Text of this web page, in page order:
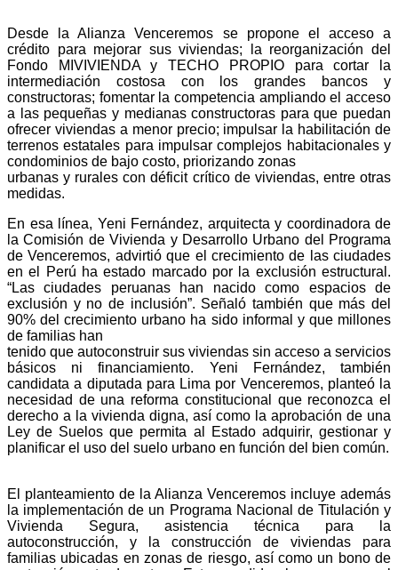
Desde la Alianza Venceremos se propone el acceso a
crédito para mejorar sus viviendas; la reorganización del
Fondo MIVIVIENDA y TECHO PROPIO para cortar la
intermediación costosa con los grandes bancos y
constructoras; fomentar la competencia ampliando el acceso
a las pequeñas y medianas constructoras para que puedan
ofrecer viviendas a menor precio; impulsar la habilitación de
terrenos estatales para impulsar complejos habitacionales y
condominios de bajo costo, priorizando zonas
urbanas y rurales con déficit crítico de viviendas, entre otras
medidas.
En esa línea, Yeni Fernández, arquitecta y coordinadora de
la Comisión de Vivienda y Desarrollo Urbano del Programa
de Venceremos, advirtió que el crecimiento de las ciudades
en el Perú ha estado marcado por la exclusión estructural.
“Las ciudades peruanas han nacido como espacios de
exclusión y no de inclusión”. Señaló también que más del
90% del crecimiento urbano ha sido informal y que millones
de familias han
tenido que autoconstruir sus viviendas sin acceso a servicios
básicos ni financiamiento. Yeni Fernández, también
candidata a diputada para Lima por Venceremos, planteó la
necesidad de una reforma constitucional que reconozca el
derecho a la vivienda digna, así como la aprobación de una
Ley de Suelos que permita al Estado adquirir, gestionar y
planificar el uso del suelo urbano en función del bien común.
El planteamiento de la Alianza Venceremos incluye además
la implementación de un Programa Nacional de Titulación y
Vivienda Segura, asistencia técnica para la
autoconstrucción, y la construcción de viviendas para
familias ubicadas en zonas de riesgo, así como un bono de